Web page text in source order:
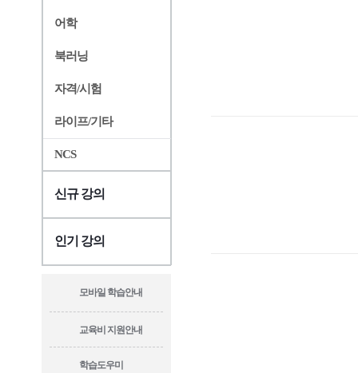
어학
북러닝
자격/시험
라이프/기타
NCS
신규 강의
인기 강의
모바일 학습안내
교육비 지원안내
학습도우미